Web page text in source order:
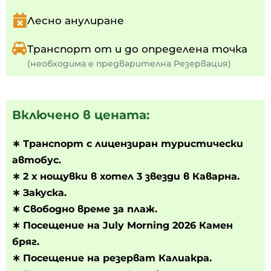
Лесно анулиране
Транспорт от и до определена точка
(необходима е предварителна Резервация)
Включено в цената:
∗ Транспорт с лицензиран туристически
автобус.
∗ 2 х нощувки в хотел 3 звезди в Каварна.
∗ Закуска.
∗ Свободно време за плаж.
∗ Посещение на July Morning 2026 Камен
бряг.
∗ Посещение на резерват Калиакра.